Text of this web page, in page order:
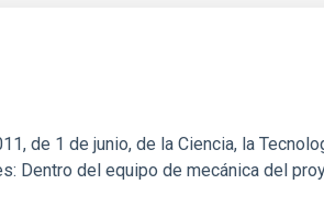
de 1 de junio, de la Ciencia, la
Dentro del equipo de mecánica del